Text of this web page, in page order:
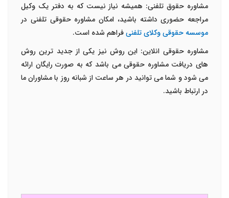
مشاوره حقوق تلفنی: همیشه نیاز نیست که به دفتر یک وکیل
مراجعه حضوری داشته باشید، امکان مشاوره حقوقی تلفنی در
موسسه حقوقی وکلای تلفنیفراهم شده است.
مشاوره حقوقی انلاین: این روش نیز یکی از جدید ترین روش
های دریافت مشاوره حقوقی می باشد که به صورت رایگان ارائه
می شود و شما می توانید در هر ساعت از شبانه روز با مشاوران ما
در ارتباط باشید.